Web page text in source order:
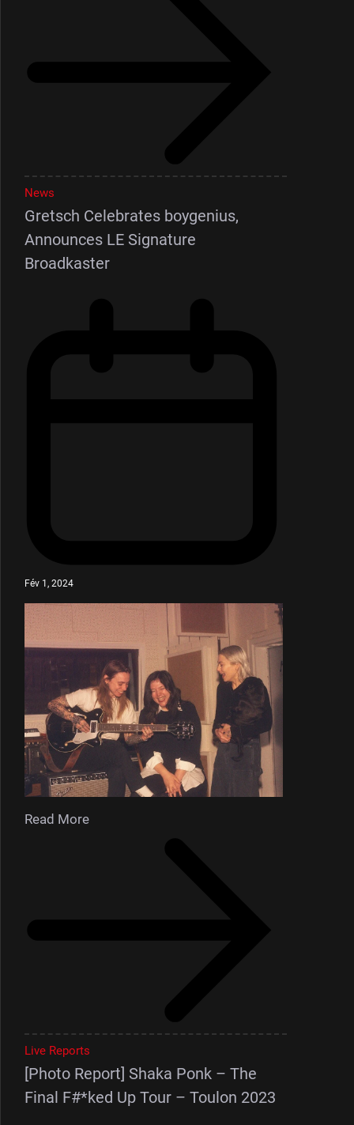
News
Gretsch Celebrates boygenius,
Announces LE Signature
Broadkaster
Fév 1, 2024
Read More
Live Reports
[Photo Report] Shaka Ponk – The
Final F#*ked Up Tour – Toulon 2023